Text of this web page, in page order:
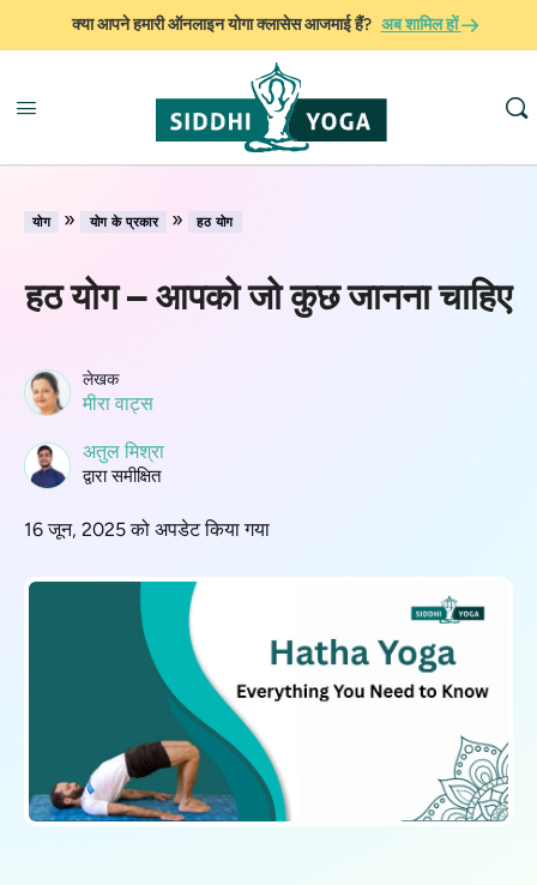
क्या आपने हमारी ऑनलाइन योगा क्लासेस आजमाई हैं? अब शामिल हों
योग » योग के प्रकार » हठ योग
हठ योग – आपको जो कुछ जानना चाहिए
लेखक
मीरा वाट्स
अतुल मिश्रा
द्वारा समीक्षित
16 जून, 2025 को अपडेट किया गया